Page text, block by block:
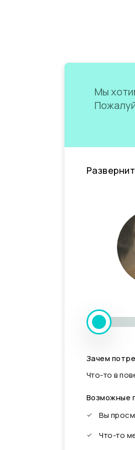
Мы
Зачем
Что-то в
Возможные
Вы
Что-то